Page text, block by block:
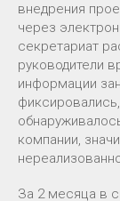
внедрения
через
секретариат
руководители
информации
компании,
За 2 месяца в